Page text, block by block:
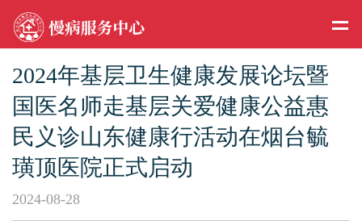
2024年基层卫生健康发展论坛暨
国医名师走基层关爱健康公益惠
民义诊山东健康行活动在烟台毓
璜顶医院正式启动
2024-08-28